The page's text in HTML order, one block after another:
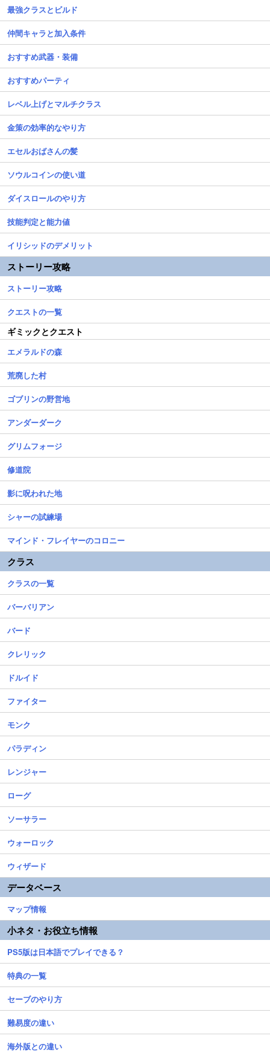
最強クラスとビルド
仲間キャラと加入条件
おすすめ武器・装備
おすすめパーティ
レベル上げとマルチクラス
金策の効率的なやり方
エセルおばさんの髪
ソウルコインの使い道
ダイスロールのやり方
技能判定と能力値
イリシッドのデメリット
ストーリー攻略
ストーリー攻略
クエストの一覧
ギミックとクエスト
エメラルドの森
荒廃した村
ゴブリンの野営地
アンダーダーク
グリムフォージ
修道院
影に呪われた地
シャーの試練場
マインド・フレイヤーのコロニー
クラス
クラスの一覧
バーバリアン
バード
クレリック
ドルイド
ファイター
モンク
パラディン
レンジャー
ローグ
ソーサラー
ウォーロック
ウィザード
データベース
マップ情報
小ネタ・お役立ち情報
PS5版は日本語でプレイできる？
特典の一覧
セーブのやり方
難易度の違い
海外版との違い